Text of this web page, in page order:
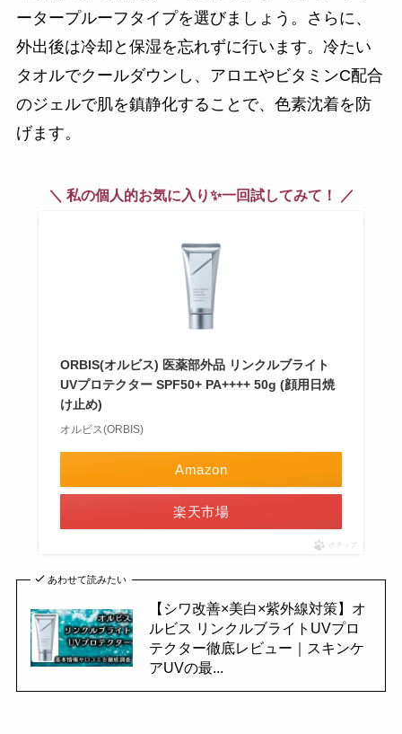
ータープルーフタイプを選びましょう。さらに、
外出後は冷却と保湿を忘れずに行います。冷たい
タオルでクールダウンし、アロエやビタミンC配合
のジェルで肌を鎮静化することで、色素沈着を防
げます。
＼ 私の個人的お気に入り✨一回試してみて！ ／
ORBIS(オルビス) 医薬部外品 リンクルブライト
UVプロテクター SPF50+ PA++++ 50g (顔用日焼
け止め)
オルビス(ORBIS)
Amazon
楽天市場
ポチップ
あわせて読みたい
【シワ改善×美白×紫外線対策】オ
ルビス リンクルブライトUVプロ
テクター徹底レビュー｜スキンケ
アUVの最...